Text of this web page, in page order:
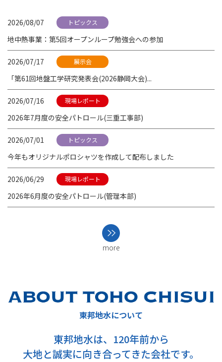
2026/08/07 トピックス
地中熱事業：第5回オープンループ勉強会への参加
2026/07/17 展示会
「第61回地盤工学研究発表会(2026静岡大会)...
2026/07/16 現場レポート
2026年7月度の安全パトロール(三重工事部)
2026/07/01 トピックス
今年もオリジナルポロシャツを作成して配布しました
2026/06/29 現場レポート
2026年6月度の安全パトロール(管理本部)
more
東邦地水について
東邦地水は、120年前から
大地と誠実に向き合ってきた会社です。